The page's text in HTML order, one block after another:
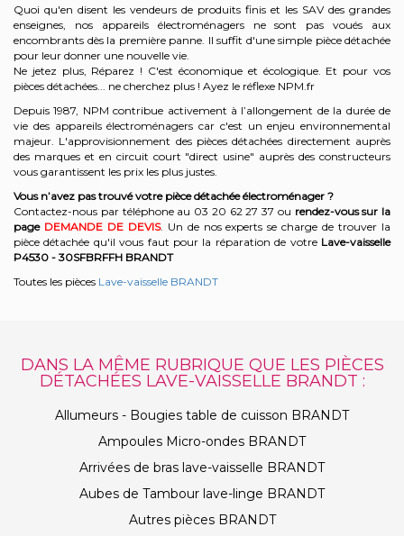
Quoi qu'en disent les vendeurs de produits finis et les SAV des grandes
enseignes, nos appareils électroménagers ne sont pas voués aux
encombrants dès la première panne. Il suffit d'une simple pièce détachée
pour leur donner une nouvelle vie.
Ne jetez plus, Réparez ! C'est économique et écologique. Et pour vos
pièces détachées... ne cherchez plus ! Ayez le réflexe NPM.fr
Depuis 1987, NPM contribue activement à l’allongement de la durée de
vie des appareils électroménagers car c'est un enjeu environnemental
majeur. L'approvisionnement des pièces détachées directement auprès
des marques et en circuit court "direct usine" auprès des constructeurs
vous garantissent les prix les plus justes.
Vous n’avez pas trouvé votre pièce détachée électroménager ?
Contactez-nous par téléphone au 03 20 62 27 37 ou rendez-vous sur la
page DEMANDE DE DEVIS. Un de nos experts se charge de trouver la
pièce détachée qu'il vous faut pour la réparation de votre Lave-vaisselle
P4530 - 30SFBRFFH BRANDT
Toutes les pièces Lave-vaisselle BRANDT
DANS LA MÊME RUBRIQUE QUE LES PIÈCES
DÉTACHÉES LAVE-VAISSELLE BRANDT :
Allumeurs - Bougies table de cuisson BRANDT
Ampoules Micro-ondes BRANDT
Arrivées de bras lave-vaisselle BRANDT
Aubes de Tambour lave-linge BRANDT
Autres pièces BRANDT